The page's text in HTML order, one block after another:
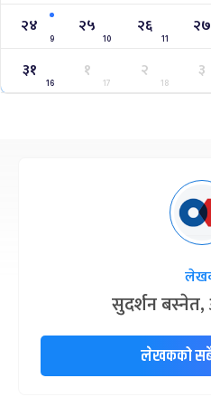
२४
9
२५
10
२६
11
२७
३१
16
१
17
२
18
३
सुदर्शन
लेखकको